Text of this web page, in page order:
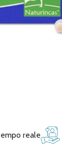
reale